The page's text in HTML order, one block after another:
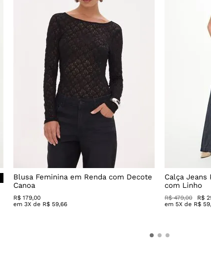
Blusa Feminina em Renda com Decote
Canoa
R$ 179,00
em3X de R$ 59,66
Calça Jeans
com Linho
R$ 479,00 R$
em 5X de R$ 59